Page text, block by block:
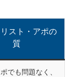
スト・アポの
質
でも問題なく、